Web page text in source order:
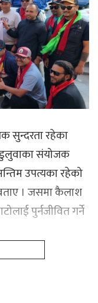
सुन्दरता रहेका
डुलुवाका संयोजक
उपत्यका रहेको
। जसमा कैलाश
पुर्नजीवित गर्ने